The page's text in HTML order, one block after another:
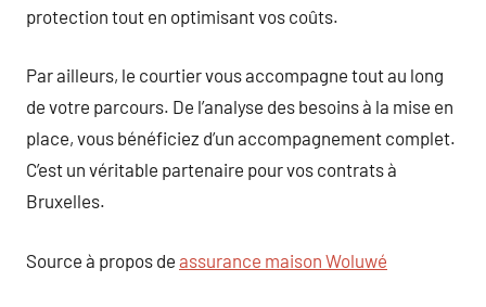
protection tout en optimisant vos coûts.
Par ailleurs, le courtier vous accompagne tout au long
de votre parcours. De l’analyse des besoins à la mise en
place, vous bénéficiez d’un accompagnement complet.
C’est un véritable partenaire pour vos contrats à
Bruxelles.
Source à propos de assurance maison Woluwé